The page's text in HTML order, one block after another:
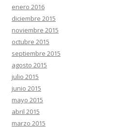
enero 2016
diciembre 2015
noviembre 2015
octubre 2015
septiembre 2015
agosto 2015
julio 2015
junio 2015
mayo 2015
abril 2015
marzo 2015